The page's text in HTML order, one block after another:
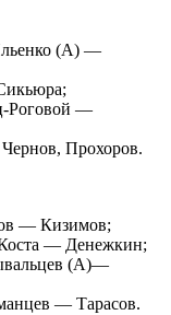
(А) —
Роговой —
Прохоров.
— Кизимов;
— Денежкин;
(А)—
— Тарасов.